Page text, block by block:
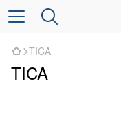
TICA
TICA